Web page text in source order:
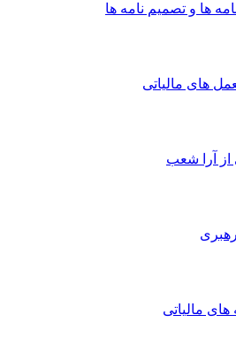
ها و تصمیم نامه ها
های مالیاتی
از آرا شعب
های مالیاتی